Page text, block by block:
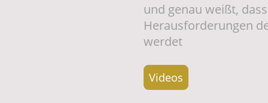
und genau weißt,
Herausforderungen
werdet
Videos